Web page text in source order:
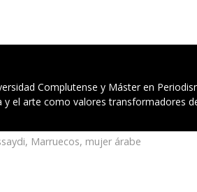
Complutense y Máster en
y el arte como valores transformadores
, Marruecos, mujer árabe